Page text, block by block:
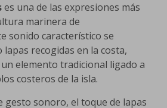
es una de las expresiones más
marinera de
sonido característico se
recogidas en la costa,
elemento tradicional ligado a
costeros de la isla.
gesto sonoro, el toque de lapas